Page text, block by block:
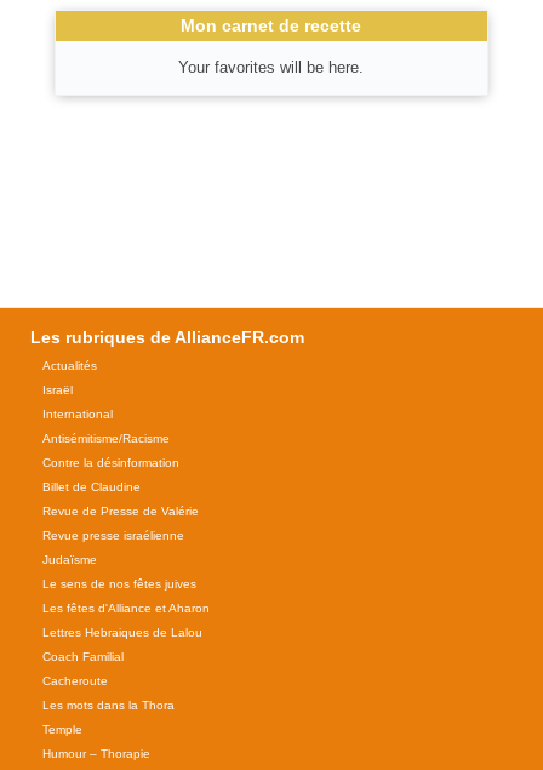
Mon carnet de recette
Your favorites will be here.
Les rubriques de AllianceFR.com
Actualités
Israël
International
Antisémitisme/Racisme
Contre la désinformation
Billet de Claudine
Revue de Presse de Valérie
Revue presse israélienne
Judaïsme
Le sens de nos fêtes juives
Les fêtes d'Alliance et Aharon
Lettres Hebraiques de Lalou
Coach Familial
Cacheroute
Les mots dans la Thora
Temple
Humour – Thorapie